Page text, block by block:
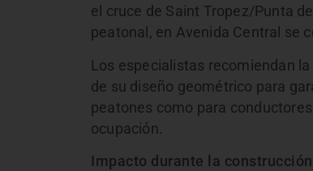
el cruce de Saint Tropez/Punta
peatonal, en Avenida Central se
Los especialistas recomiendan
de su diseño geométrico para
peatones como para
ocupación.
Impacto durante la construcción